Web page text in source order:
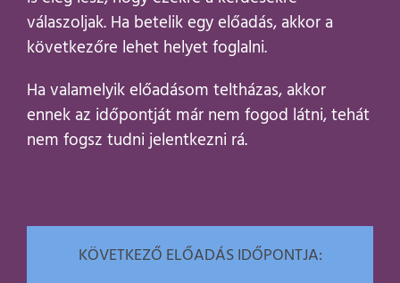
válaszoljak. Ha betelik egy előadás, akkor a
következőre lehet helyet foglalni.
Ha valamelyik előadásom teltházas, akkor
ennek az időpontját már nem fogod látni, tehát
nem fogsz tudni jelentkezni rá.
KÖVETKEZŐ ELŐADÁS IDŐPONTJA: